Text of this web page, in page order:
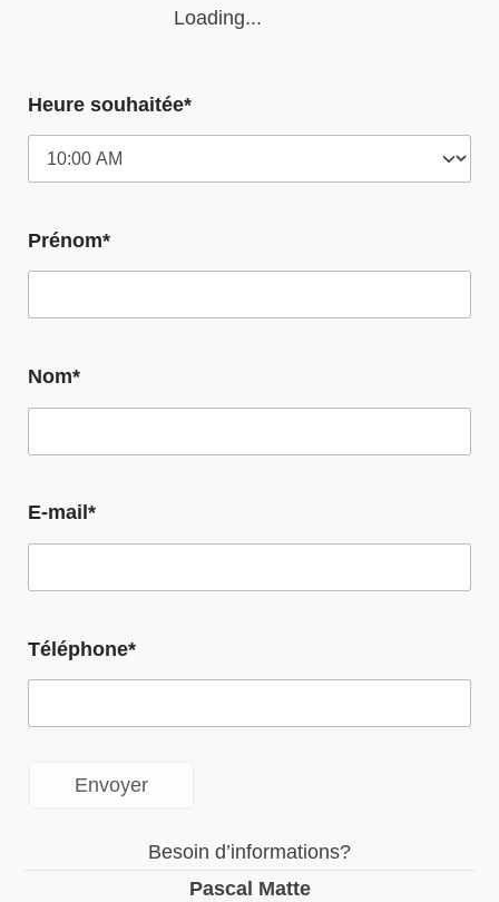
Loading...
Heure souhaitée*
Prénom*
Nom*
E-mail*
Téléphone*
Besoin d’informations?
Pascal Matte